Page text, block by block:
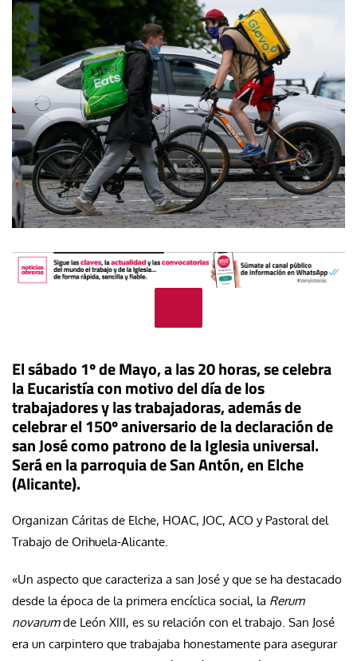
El sábado 1º de Mayo, a las 20 horas, se celebra
la Eucaristía con motivo del día de los
trabajadores y las trabajadoras, además de
celebrar el 150º aniversario de la declaración de
san José como patrono de la Iglesia universal.
Será en la parroquia de San Antón, en Elche
(Alicante).
Organizan Cáritas de Elche, HOAC, JOC, ACO y Pastoral del
Trabajo de Orihuela-Alicante.
«Un aspecto que caracteriza a san José y que se ha destacado
desde la época de la primera encíclica social, la Rerum
novarumde León XIII, es su relación con el trabajo. San José
era un carpintero que trabajaba honestamente para asegurar